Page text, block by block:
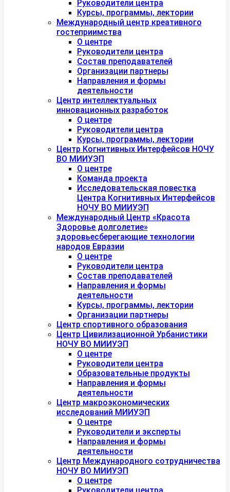
Руководители центра
Курсы, программы, лектории
Международный центр креативного
гостеприимства
О центре
Руководители центра
Состав преподавателей
Организации партнеры
Направления и формы
деятельности
Центр интеллектуальных
инновационных разработок
О центре
Руководители центра
Курсы, программы, лектории
Центр Когнитивных Интерфейсов НОЧУ
ВО МИИУЭП
О центре
Команда проекта
Исследовательская повестка
Центра Когнитивных Интерфейсов
НОЧУ ВО МИИУЭП
Международный Центр «Красота
Здоровье долголетие»
здоровьесберегающие технологии
народов Евразии
О центре
Руководители центра
Состав преподавателей
Направления и формы
деятельности
Курсы, программы, лектории
Организации партнеры
Центр спортивного образования
Центр Цивилизационной Урбанистики
НОЧУ ВО МИИУЭП
О центре
Руководители центра
Образовательные продукты
Направления и формы
деятельности
Центр макроэкономических
исследований МИИУЭП
О центре
Руководители и эксперты
Направления и формы
деятельности
Центр Международного сотрудничества
НОЧУ ВО МИИУЭП
О центре